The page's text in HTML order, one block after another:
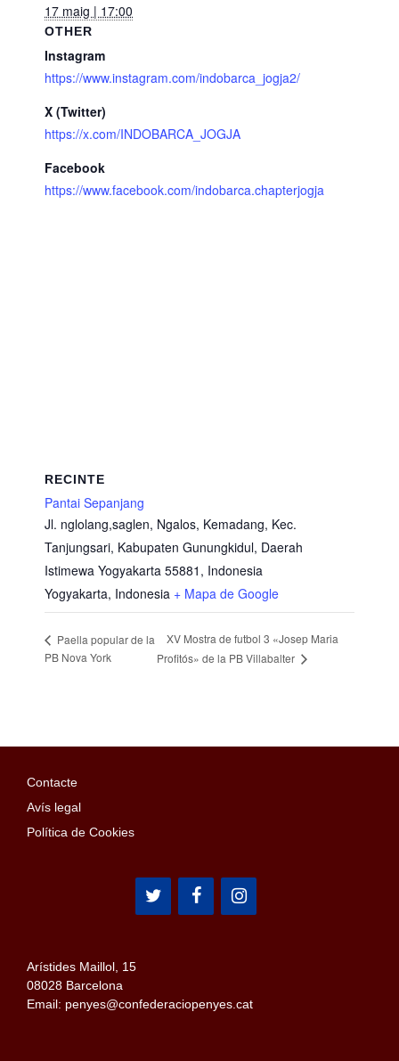
17 maig | 17:00
OTHER
Instagram
https://www.instagram.com/indobarca_jogja2/
X (Twitter)
https://x.com/INDOBARCA_JOGJA
Facebook
https://www.facebook.com/indobarca.chapterjogja
RECINTE
Pantai Sepanjang
Jl. nglolang,saglen, Ngalos, Kemadang, Kec.
Tanjungsari, Kabupaten Gunungkidul, Daerah
Istimewa Yogyakarta 55881, Indonesia
Yogyakarta, Indonesia + Mapa de Google
Paella popular de la
PB Nova York
XV Mostra de futbol 3 «Josep Maria
Profitós» de la PB Villabalter
Contacte
Avís legal
Política de Cookies
Arístides Maillol, 15
08028 Barcelona
Email: penyes@confederaciopenyes.cat